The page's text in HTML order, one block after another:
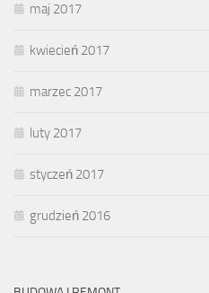
maj 2017
kwiecień 2017
marzec 2017
luty 2017
styczeń 2017
grudzień 2016